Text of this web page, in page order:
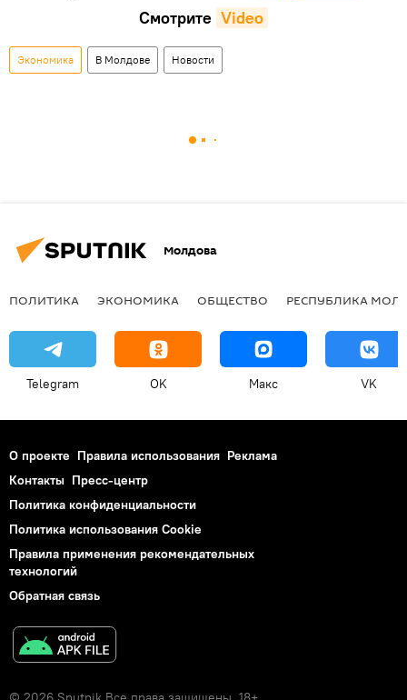
Смотрите Video
Экономика В Молдове Новости
Молдова
ПОЛИТИКА ЭКОНОМИКА ОБЩЕСТВО РЕСПУБЛИКА
Telegram OK Макс VK
О проекте Правила использования Реклама
Контакты Пресс-центр
Политика конфиденциальности
Политика использования Cookie
Правила применения рекомендательных
технологий
Обратная связь